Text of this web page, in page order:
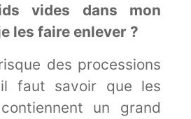
vides dans mon
les faire enlever ?
des processions
faut savoir que les
un grand